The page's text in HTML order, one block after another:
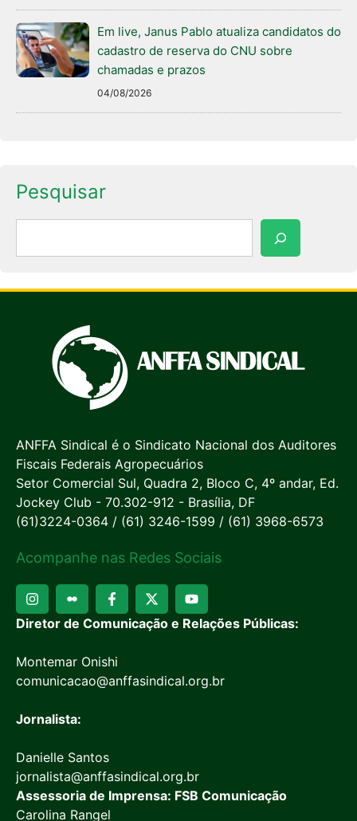
Em live, Janus Pablo atualiza candidatos do
cadastro de reserva do CNU sobre
chamadas e prazos
04/08/2026
Pesquisar
ANFFA Sindical é o Sindicato Nacional dos Auditores
Fiscais Federais Agropecuários
Setor Comercial Sul, Quadra 2, Bloco C, 4º andar, Ed.
Jockey Club - 70.302-912 - Brasília, DF
(61)3224-0364 / (61) 3246-1599 / (61) 3968-6573
Acompanhe nas Redes Sociais
Diretor de Comunicação e Relações Públicas:
Montemar Onishi
comunicacao@anffasindical.org.br
Jornalista:
Danielle Santos
jornalista@anffasindical.org.br
Assessoria de Imprensa: FSB Comunicação
Carolina Rangel